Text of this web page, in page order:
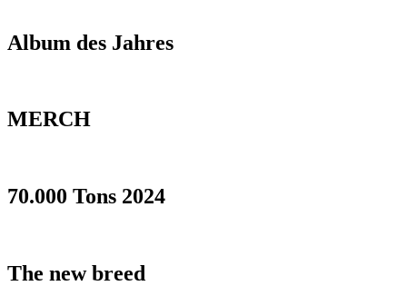
Album des Jahres
MERCH
70.000 Tons 2024
The new breed